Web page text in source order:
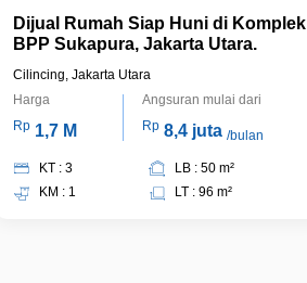
Dijual Rumah Siap Huni di Komplek
BPP Sukapura, Jakarta Utara.
Cilincing, Jakarta Utara
Harga
Rp 1,7 M
Angsuran mulai dari
Rp 8,4 juta /bulan
KT : 3
KM : 1
LB : 50 m²
LT : 96 m²